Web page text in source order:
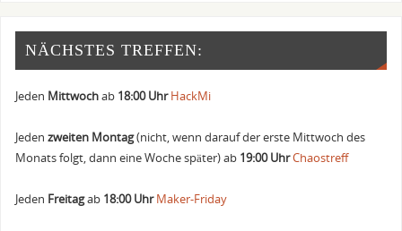
NÄCHSTES TREFFEN:
Jeden Mittwochab 18:00 Uhr HackMi
Jedenzweiten Montag(nicht, wenn darauf der erste Mittwoch des
Monats folgt, dann eine Woche später) ab 19:00 UhrChaostreff
Jeden Freitagab 18:00 Uhr Maker-Friday